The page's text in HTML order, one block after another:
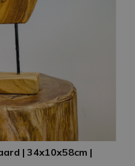
| 34x10x58cm |